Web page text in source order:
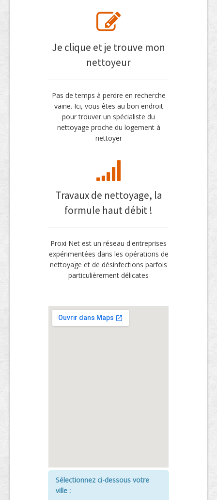
Je clique et je trouve mon
nettoyeur
Pas de temps à perdre en recherche
vaine. Ici, vous êtes au bon endroit
pour trouver un spécialiste du
nettoyage proche du logement à
nettoyer
Travaux de nettoyage, la
formule haut débit !
Proxi Net est un réseau d'entreprises
expérimentées dans les opérations de
nettoyage et de désinfections parfois
particulièrement délicates
Sélectionnez ci-dessous votre
ville :